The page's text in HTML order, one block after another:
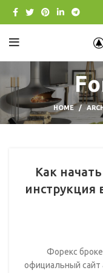
HOME
Как
инструкция
Форекс
официальный сайт